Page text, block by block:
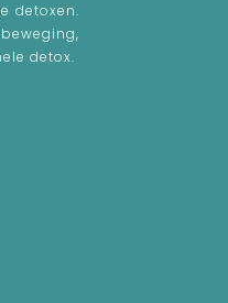
detoxen.
detox.